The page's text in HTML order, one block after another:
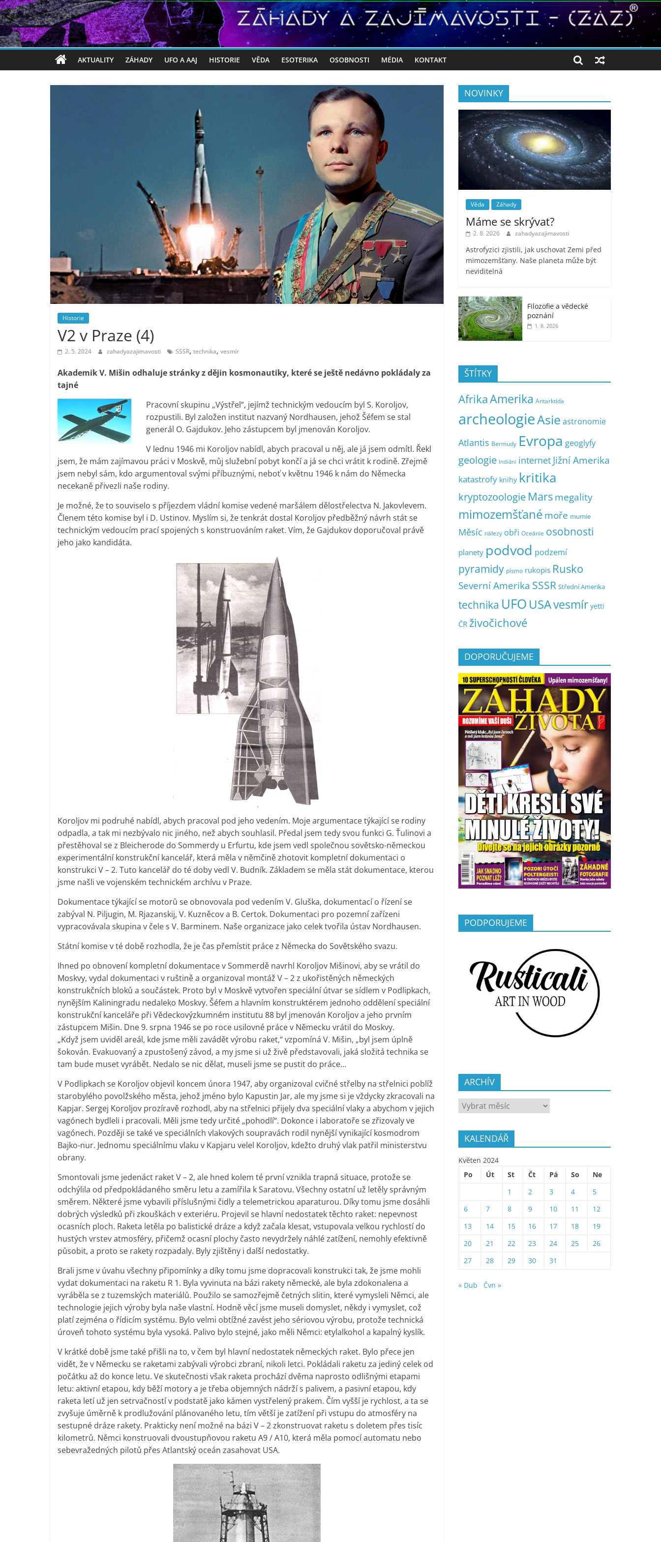
AKTUALITY ZÁHADY UFO A AAJ HISTORIE VĚDA ESOTERIKA OSOBNOSTI MÉDIA KONTAKT
Historie
V2 v Praze (4)
2. 5. 2024 zahadyazajimavosti SSSR, technika, vesmír
Akademik V. Mišin odhaluje stránky z dějin kosmonautiky, které se ještě nedávno pokládaly za
tajné
Pracovní skupinu „Výstřel“, jejímž technickým vedoucím byl S. Koroljov,
rozpustili. Byl založen institut nazvaný Nordhausen, jehož Šéfem se stal
generál O. Gajdukov. Jeho zástupcem byl jmenován Koroljov.
V lednu 1946 mi Koroljov nabídl, abych pracoval u něj, ale já jsem odmítl. Řekl
jsem, že mám zajímavou práci v Moskvě, můj služební pobyt končí a já se chci vrátit k rodině. Zřejmě
jsem nebyl sám, kdo argumentoval svými příbuznými, neboť v květnu 1946 k nám do Německa
necekaně přivezli naše rodiny.
Je možné, že to souviselo s příjezdem vládní komise vedené maršálem dělostřelectva N. Jakovlevem.
Členem této komise byl i D. Ustinov. Myslím si, že tenkrát dostal Koroljov předběžný návrh stát se
technickým vedoucím prací spojených s konstruováním raket. Vím, že Gajdukov doporučoval právě
jeho jako kandidáta.
Koroljov mi podruhé nabídl, abych pracoval pod jeho vedením. Moje argumentace týkající se rodiny
odpadla, a tak mi nezbývalo nic jiného, než abych souhlasil. Předal jsem tedy svou funkci G. Ťulinovi a
přestěhoval se z Bleicherode do Sommerdy u Erfurtu, kde jsem vedl společnou sovětsko-německou
experimentální konstrukční kancelář, která měla v němčině zhotovit kompletní dokumentaci o
konstrukci V – 2. Tuto kancelář do té doby vedl V. Budník. Základem se měla stát dokumentace, kterou
jsme našli ve vojenském technickém archívu v Praze.
Dokumentace týkající se motorů se obnovovala pod vedením V. Gluška, dokumentací o řízení se
zabýval N. Piljugin, M. Rjazanskij, V. Kuzněcov a B. Certok. Dokumentaci pro pozemní zařízeni
vypracovávala skupina v čele s V. Barminem. Naše organizace jako celek tvořila ústav Nordhausen.
Státní komise v té době rozhodla, že je čas přemístit práce z Německa do Sovětského svazu.
Ihned po obnovení kompletní dokumentace v Sommerdě navrhl Koroljov Mišinovi, aby se vrátil do
Moskvy, vydal dokumentaci v ruštině a organizoval montáž V – 2 z ukořistěných německých
konstrukčních bloků a součástek. Proto byl v Moskvě vytvořen speciální útvar se sídlem v Podlipkach,
nynějším Kaliningradu nedaleko Moskvy. Šéfem a hlavním konstruktérem jednoho oddělení speciální
konstrukční kanceláře při Vědeckovýzkumném institutu 88 byl jmenován Koroljov a jeho prvním
zástupcem Mišin. Dne 9. srpna 1946 se po roce usilovné práce v Německu vrátil do Moskvy.
„Když jsem uviděl areál, kde jsme měli zavádět výrobu raket,“ vzpomíná V. Mišin, „byl jsem úplně
šokován. Evakuovaný a zpustošený závod, a my jsme si už živě představovali, jaká složitá technika se
tam bude muset vyrábět. Nedalo se nic dělat, museli jsme se pustit do práce…
V Podlipkach se Koroljov objevil koncem února 1947, aby organizoval cvičné střelby na střelnici poblíž
starobylého povolžského města, jehož jméno bylo Kapustin Jar, ale my jsme si je vždycky zkracovali na
Kapjar. Sergej Koroljov prozíravě rozhodl, aby na střelnici přijely dva speciální vlaky a abychom v jejich
vagónech bydleli i pracovali. Měli jsme tedy určité „pohodlí“. Dokonce i laboratoře se zřizovaly ve
vagónech. Později se také ve speciálních vlakových soupravách rodil nynější vynikající kosmodrom
Bajko-nur. Jednomu speciálnímu vlaku v Kapjaru velel Koroljov, kdežto druhý vlak patřil ministerstvu
obrany.
Smontovali jsme jedenáct raket V – 2, ale hned kolem té první vznikla trapná situace, protože se
odchýlila od předpokládaného směru letu a zamířila k Saratovu. Všechny ostatní už letěly správným
směrem. Některé jsme vybavili příslušnými čidly a telemetrickou aparaturou. Díky tomu jsme dosáhli
dobrých výsledků při zkouškách v exteriéru. Projevil se hlavní nedostatek těchto raket: nepevnost
ocasních ploch. Raketa letěla po balistické dráze a když začala klesat, vstupovala velkou rychlostí do
hustých vrstev atmosféry, přičemž ocasní plochy často nevydržely náhlé zatížení, nemohly efektivně
působit, a proto se rakety rozpadaly. Byly zjištěny i další nedostatky.
Brali jsme v úvahu všechny připomínky a díky tomu jsme dopracovali konstrukci tak, že jsme mohli
vydat dokumentaci na raketu R 1. Byla vyvinuta na bázi rakety německé, ale byla zdokonalena a
vyráběla se z tuzemských materiálů. Použilo se samozřejmě četných slitin, které vymysleli Němci, ale
technologie jejich výroby byla naše vlastní. Hodně věcí jsme museli domyslet, někdy i vymyslet, což
platí zejména o řídicím systému. Bylo velmi obtížné zavést jeho sériovou výrobu, protože technická
úroveň tohoto systému byla vysoká. Palivo bylo stejné, jako měli Němci: etylalkohol a kapalný kyslík.
V krátké době jsme také přišli na to, v čem byl hlavní nedostatek německých raket. Bylo přece jen
vidět, že v Německu se raketami zabývali výrobci zbraní, nikoli letci. Pokládali raketu za jediný celek od
počátku až do konce letu. Ve skutečnosti však raketa prochází dvěma naprosto odlišnými etapami
letu: aktivní etapou, kdy běží motory a je třeba objemných nádrží s palivem, a pasivní etapou, kdy
raketa letí už jen setrvačností v podstatě jako kámen vystřelený prakem. Čím vyšší je rychlost, a ta se
zvyšuje úměrně k prodlužování plánovaného letu, tím větší je zatížení při vstupu do atmosféry na
sestupné dráze rakety. Prakticky není možné na bázi V – 2 zkonstruovat raketu s doletem přes tisíc
kilometrů. Němci konstruovali dvoustupňovou raketu A9 / A10, která měla pomocí automatu nebo
sebevražedných pilotů přes Atlantský oceán zasahovat USA.
NOVINKY
Věda Záhady
Máme se skrývat?
2. 8. 2026 zahadyazajimavosti
Astrofyzici zjistili, jak uschovat Zemi před
mimozemšťany. Naše planeta může být
neviditelná
Filozofie a vědecké
poznání
1. 8. 2026
ŠTÍTKY
AfrikaAmerika Antarktida
archeologieAsie astronomie
Atlantis Bermudy Evropa geoglyfy
geologie Indiáni internet Jižní Amerika
katastrofy knihy kritika
kryptozoologie Marsmegality
mimozemšťanémoře mumie
Měsíc nálezy obři Oceánie osobnosti
planety podvod podzemí
pyramidy písmo rukopis Rusko
Severní Amerika SSSR Střední Amerika
technika UFO USAvesmír yetti
ČR živočichové
DOPORUČUJEME
PODPORUJEME
ARCHÍV
ARCHÍV
KALENDÁŘ
Květen 2024
Po
Út St Čt Pá So
Ne
1
2 3 4
5
6
7 8 9 10 11
12
13
14 15 16 17 18
19
20
21 22 23 24 25
26
27
28 29 30 31
« Dub Čvn »